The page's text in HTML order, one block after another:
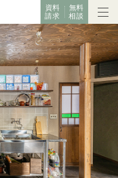
資料
請求
無料
相談